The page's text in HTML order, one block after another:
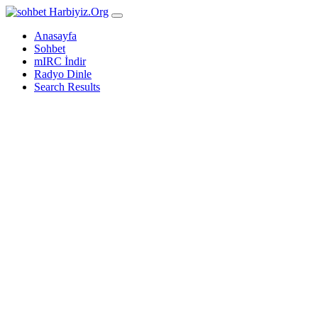
Harbiyiz.Org
Anasayfa
Sohbet
mIRC İndir
Radyo Dinle
Search Results